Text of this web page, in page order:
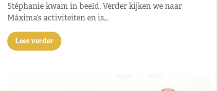
Stéphanie kwam in beeld. Verder kijken we naar
Máxima’s activiteiten en is…
Lees verder